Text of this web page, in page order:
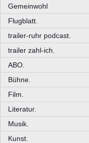
Gemeinwohl
Flugblatt.
trailer-ruhr podcast.
trailer zahl-ich.
ABO.
Bühne.
Film.
Literatur.
Musik.
Kunst.